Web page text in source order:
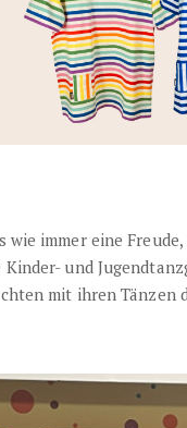
wie immer eine
und
mit ihren Tänzen